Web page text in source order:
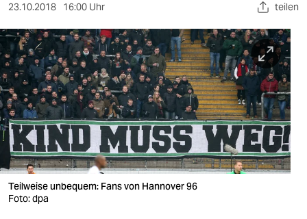
sport
berlin
nord
wahrheit
verlag
verlag
veranstaltungen
23.10.2018 16:00 Uhr teilen
Teilweise unbequem: Fans von Hannover 96
Foto: dpa